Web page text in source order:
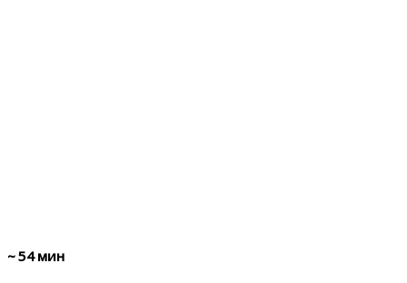
~54 мин